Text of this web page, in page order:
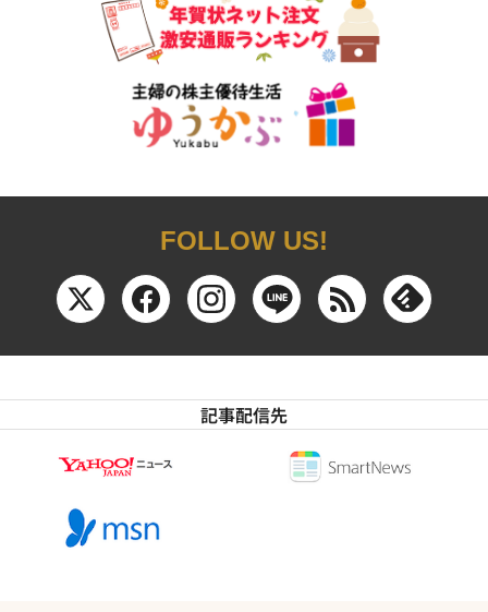
FOLLOW US!
記事配信先